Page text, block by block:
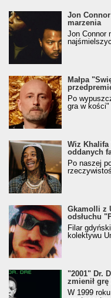
Jon
marzenia
Jon Connor
Małpa
Po
gra w kości"
Wiz Khalifa
oddanych
Po naszej
Gkamolli z
odsłuchu
Filar
kolektywu
"2001" Dr.
zmienił grę
W 1999